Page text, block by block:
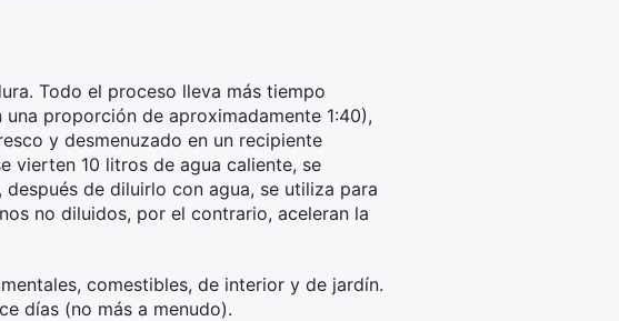
Todo el proceso lleva más tiempo
proporción de aproximadamente 1:40),
y desmenuzado en un recipiente
vierten 10 litros de agua caliente, se
de diluirlo con agua, se utiliza para
no diluidos, por el contrario, aceleran la
comestibles, de interior y de jardín.
días (no más a menudo).